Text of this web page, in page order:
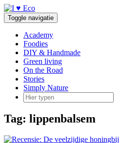
Doorgaan
naar
inhoud
Toggle navigatie
Academy
Foodies
DIY & Handmade
Green living
On the Road
Stories
Simply Nature
Tag: lippenbalsem